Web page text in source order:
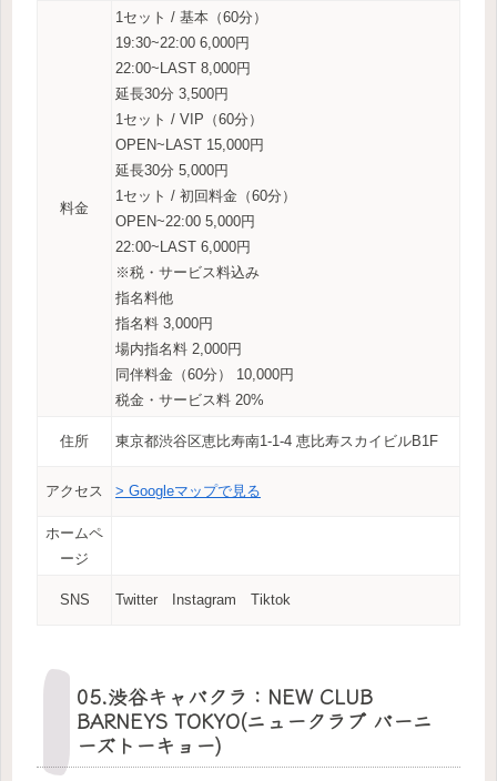
料金
1セット / 基本（60分）
19:30~22:00 6,000円
22:00~LAST 8,000円
延長30分 3,500円
1セット / VIP（60分）
OPEN~LAST 15,000円
延長30分 5,000円
1セット / 初回料金（60分）
OPEN~22:00 5,000円
22:00~LAST 6,000円
※税・サービス料込み
指名料他
指名料 3,000円
場内指名料 2,000円
同伴料金（60分） 10,000円
税金・サービス料 20%
住所 東京都渋谷区恵比寿南1-1-4 恵比寿スカイビルB1F
アクセス > Googleマップで見る
ホームペ
ージ
SNS Twitter Instagram Tiktok
05.渋谷キャバクラ：NEW CLUB
BARNEYS TOKYO(ニュークラブ バーニ
ーズトーキョー)